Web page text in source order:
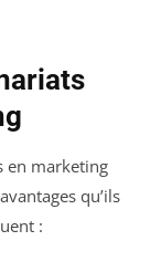
en marketing
qu’ils
: